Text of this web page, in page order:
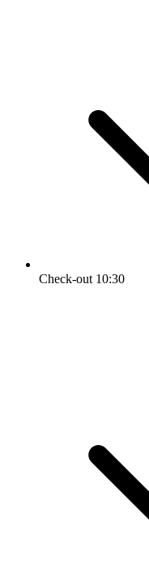
Check-out 10:30